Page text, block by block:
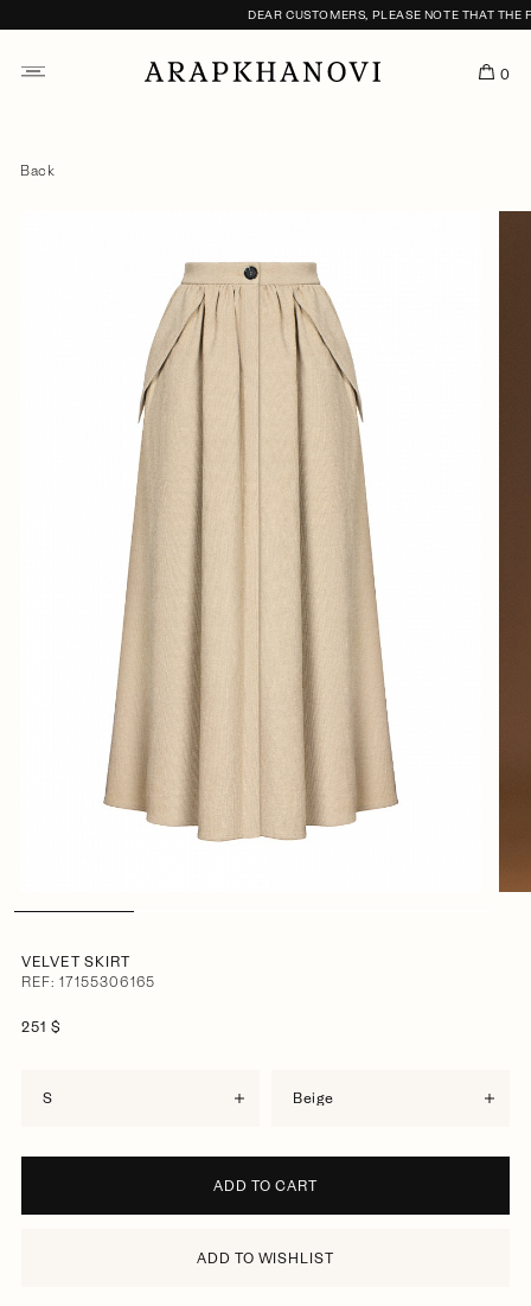
DEAR CUSTOMERS, PLEASE NOTE THAT THE
0
Back
VELVET SKIRT
REF: 17155306165
251 $
S beige
ADD TO CART
ADD TO WISHLIST